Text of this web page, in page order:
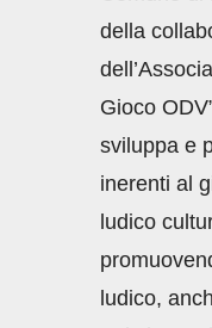
della
Gioco
sviluppa e
inerenti al
ludico
ludico,